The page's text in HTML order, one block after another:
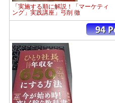
「実施する順に解説！「マーケティ
ング」実践講座」弓削 徹